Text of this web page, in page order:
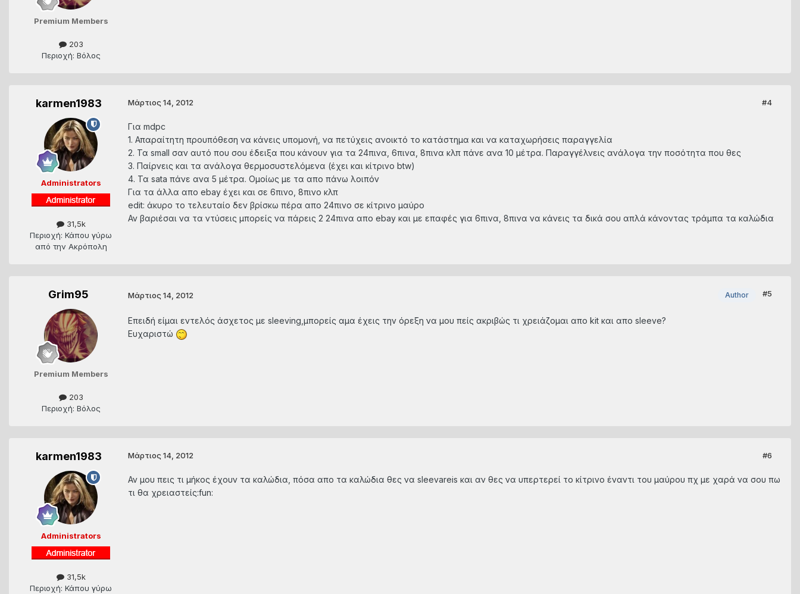
Premium Members
203
Περιοχή: Βόλος
karmen1983
Administrators
31,5k
Περιοχή: Κάπου γύρω
από την Ακρόπολη
#4
Μάρτιος 14, 2012
Για mdpc
1. Απαραίτητη προυπόθεση να κάνεις υπομονή, να πετύχεις ανοικτό το κατάστημα και να καταχωρήσεις παραγγελία
2. Τα small σαν αυτό που σου έδειξα που κάνουν για τα 24πινα, 6πινα, 8πινα κλπ πάνε ανα 10 μέτρα. Παραγγέλνεις ανάλογα την ποσότητα που θες
3. Παίρνεις και τα ανάλογα θερμοσυστελόμενα (έχει και κίτρινο btw)
4. Τα sata πάνε ανα 5 μέτρα. Ομοίως με τα απο πάνω λοιπόν
Για τα άλλα απο ebay έχει και σε 6πινο, 8πινο κλπ
edit: άκυρο το τελευταίο δεν βρίσκω πέρα απο 24πινο σε κίτρινο μαύρο
Αν βαριέσαι να τα ντύσεις μπορείς να πάρεις 2 24πινα απο ebay και με επαφές για 6πινα, 8πινα να κάνεις τα δικά σου απλά κάνοντας τράμπα τα καλώδια
Grim95
Premium Members
203
Περιοχή: Βόλος
Author #5
Μάρτιος 14, 2012
Επειδή είμαι εντελός άσχετος με sleeving,μπορείς αμα έχεις την όρεξη να μου πείς ακριβώς τι χρειάζομαι απο kit και απο sleeve?
Ευχαριστώ
karmen1983
Administrators
31,5k
Περιοχή: Κάπου γύρω
#6
Μάρτιος 14, 2012
Αν μου πεις τι μήκος έχουν τα καλώδια, πόσα απο τα καλώδια θες να sleevareis και αν θες να υπερτερεί το κίτρινο έναντι του μαύρου πχ με χαρά να σου πω
τι θα χρειαστείς:fun: